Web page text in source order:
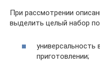
При рассмотрении
выделить целый набор
универсальность
приготовлении;